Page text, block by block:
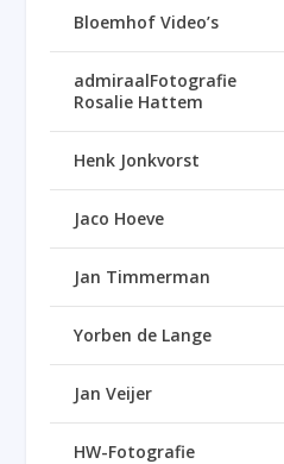
Bloemhof Video’s
admiraalFotografie
Rosalie Hattem
Henk Jonkvorst
Jaco Hoeve
Jan Timmerman
Yorben de Lange
Jan Veijer
HW-Fotografie